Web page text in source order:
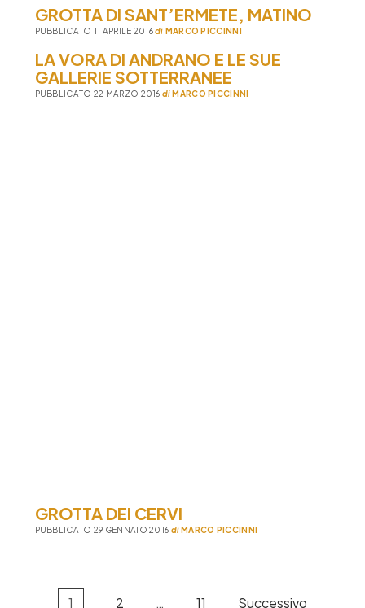
GROTTA DI SANT’ERMETE, MATINO
PUBBLICATO 11 APRILE 2016di MARCO PICCINNI
LA VORA DI ANDRANO E LE SUE
GALLERIE SOTTERRANEE
PUBBLICATO 22 MARZO 2016diMARCO PICCINNI
GROTTA DEI CERVI
PUBBLICATO 29 GENNAIO 2016 diMARCO PICCINNI
Paginazione
1 2 … 11 Successivo